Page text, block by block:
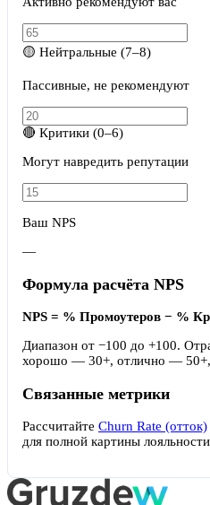
🟡 Нейтральные (7–8)
Пассивные, не рекомендуют
🔴 Критики (0–6)
Могут навредить репутации
Ваш NPS
—
Формула расчёта NPS
NPS = % Промоутеров − %
Диапазон от −100 до +100.
хорошо — 30+, отлично —
Связанные метрики
Рассчитайте Churn Rate (отток)
для полной картины